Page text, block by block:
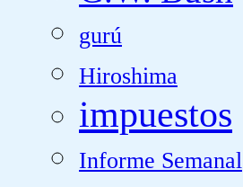
gurú
Hiroshima
impuestos
Informe Semanal